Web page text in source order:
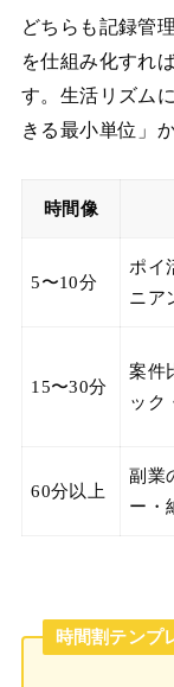
どちらも記録管
を仕組み化すれ
す。生活リズム
きる最小単位」
時間像
5〜10分
ポイ
ニア
15〜30分
案件
ック
60分以上
副業
ー・
時間割テンプ